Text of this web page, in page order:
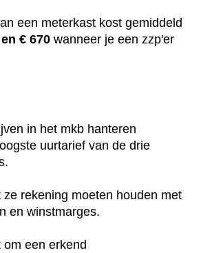
een meterkast kost gemiddeld
€ 670 wanneer je een zzp'er
in het mkb hanteren
uurtarief van de drie
ze rekening moeten houden met
en winstmarges.
een erkend